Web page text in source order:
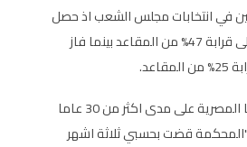
في انتخابات مجلس الشعب اذ حصل
الاخوان المسلمون على قرابة 47% من المقاعد بينما فاز
واوضح نجم الكوميديا المصرية على مدى اكثر من 30 عاما
"المحكمة قضت بحسبي ثلاثة اشهر